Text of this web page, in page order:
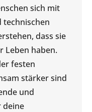
sich mit
dass sie
Leben haben.
festen
stärker sind
und
deine